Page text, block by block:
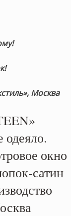
Москва
одеяло.
окно
сатин